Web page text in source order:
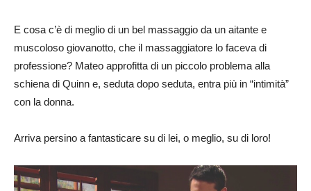
E cosa c’è di meglio di un bel massaggio da un aitante e
muscoloso giovanotto, che il massaggiatore lo faceva di
professione? Mateo approfitta di un piccolo problema alla
schiena di Quinn e, seduta dopo seduta, entra più in “intimità”
con la donna.
Arriva persino a fantasticare su di lei, o meglio, su di loro!